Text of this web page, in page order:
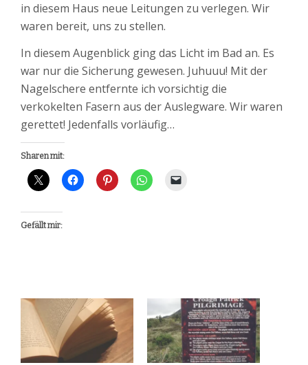
in diesem Haus neue Leitungen zu verlegen. Wir
waren bereit, uns zu stellen.
In diesem Augenblick ging das Licht im Bad an. Es
war nur die Sicherung gewesen. Juhuuu! Mit der
Nagelschere entfernte ich vorsichtig die
verkokelten Fasern aus der Auslegware. Wir waren
gerettet! Jedenfalls vorläufig…
Sharen mit:
Gefällt mir: